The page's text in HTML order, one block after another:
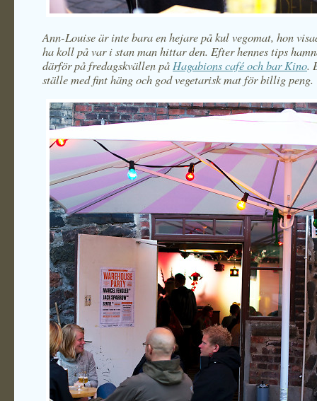
Ann-Louise är inte bara en hejare på kul vegomat, hon
ha koll på var i stan man hittar den. Efter hennes tips
därför på fredagskvällen på Hagabions café och bar Kino.
ställe med fint häng och god vegetarisk mat för billig peng.